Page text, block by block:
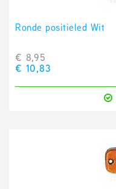
Ronde positieled Wit
€ 8,95
€ 10,83